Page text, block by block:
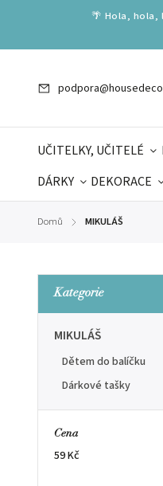
🌴 Hola, hola,
UČITELKY, UČITELÉ
DÁRKY
DEKORACE
SLOVENSKÉ SPECIÁLY
Domů / MIKULÁŠ
Kategorie
MIKULÁŠ
Dětem do balíčku
Dárkové tašky
Cena
59Kč